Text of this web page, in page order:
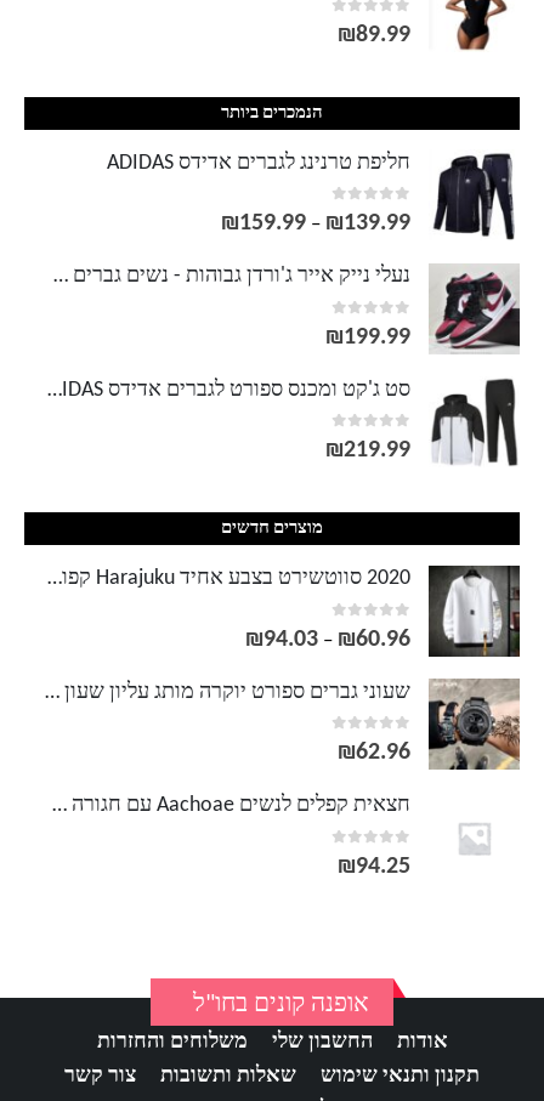
0
out of 5
₪89.99
הנמכרים ביותר
חליפת טרנינג לגברים אדידס ADIDAS
0
out of 5
₪139.99
–
₪159.99
נעלי נייק אייר ג'ורדן גבוהות - נשים גברים NIKE AIR JORDAN
0
out of 5
₪199.99
סט ג'קט ומכנס ספורט לגברים אדידס ADIDAS
0
out of 5
₪219.99
מוצרים חדשים
2020 סווטשירט בצבע אחיד Harajuku קפוצ 'ונים סתיו אביב קפוצ' ון מזדמן קפוצ 'ון כותנה סווטשירטים בגדי Streetwear
0
out of 5
₪60.96
–
₪94.03
שעוני גברים ספורט יוקרה מותג עליון שעון קוורץ צבאי גברים עמיד למים S הלם זכר שעון relogio masculino 2020
0
out of 5
₪62.96
חצאית קפלים לנשים Aachoae עם חגורה מותן גבוהה אלגנטי וינטג 'אונליין Midi חצאיות נקבה 2020
0
out of 5
₪94.25
אופנה קונים בחו"ל
אודות החשבון שלי
משלוחים והחזרות
תקנון ותנאי שימוש
שאלות ותשובות
צור קשר